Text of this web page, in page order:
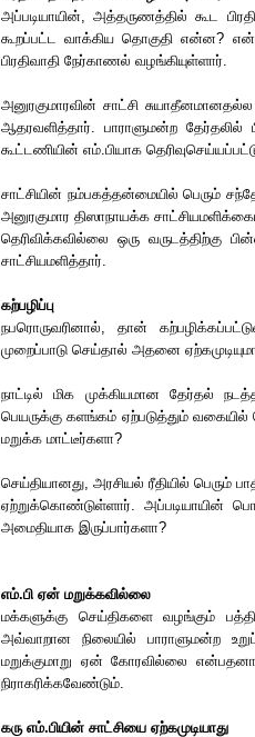
அப்படியாயின், அத்தருணத்தில் கூட
கூறப்பட்ட வாக்கிய தொகுதி என்ன?
பிரதிவாதி நேர்காணல் வழங்கியுள்ளார்.
அனுரகுமாரவின் சாட்சி
ஆதரவளித்தார். பாராளுமன்ற தேர்தலில்
கூட்டணியின் எம்.பியாக
சாட்சியின் நம்பகத்தன்மையில் பெரும்
அனுரகுமார திஸாநாயக்க
தெரிவிக்கவில்லை ஒரு வருடத்திற்கு
சாட்சியமளித்தார்.
கற்பழிப்பு
நபரொருவரினால், தான்
முறைப்பாடு செய்தால் அதனை
நாட்டில் மிக முக்கியமான தேர்தல்
பெயருக்கு களங்கம் ஏற்படுத்தும்
மறுக்க மாட்டீர்களா?
செய்தியானது, அரசியல் ரீதியில் பெரும்
ஏற்றுக்கொண்டுள்ளார். அப்படியாயின்
அமைதியாக இருப்பார்களா?
எம்.பி ஏன் மறுக்கவில்லை
மக்களுக்கு செய்திகளை வழங்கும்
அவ்வாறான நிலையில் பாராளுமன்ற
மறுக்குமாறு ஏன் கோரவில்லை
நிராகரிக்கவேண்டும்.
கரு எம்.பியின் சாட்சியை ஏற்கமுடியாது